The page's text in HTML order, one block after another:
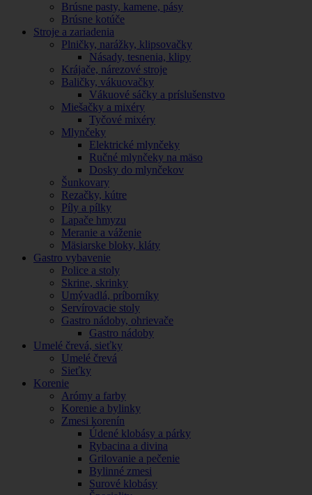
Brúsne pasty, kamene, pásy
Brúsne kotúče
Stroje a zariadenia
Plničky, narážky, klipsovačky
Násady, tesnenia, klipy
Krájače, nárezové stroje
Baličky, vákuovačky
Vákuové sáčky a príslušenstvo
Miešačky a mixéry
Tyčové mixéry
Mlynčeky
Elektrické mlynčeky
Ručné mlynčeky na mäso
Dosky do mlynčekov
Šunkovary
Rezačky, kútre
Píly a pílky
Lapače hmyzu
Meranie a váženie
Mäsiarske bloky, kláty
Gastro vybavenie
Police a stoly
Skrine, skrinky
Umývadlá, príborníky
Servírovacie stoly
Gastro nádoby, ohrievače
Gastro nádoby
Umelé črevá, sieťky
Umelé črevá
Sieťky
Korenie
Arómy a farby
Korenie a bylinky
Zmesi korenín
Údené klobásy a párky
Rybacina a divina
Grilovanie a pečenie
Bylinné zmesi
Surové klobásy